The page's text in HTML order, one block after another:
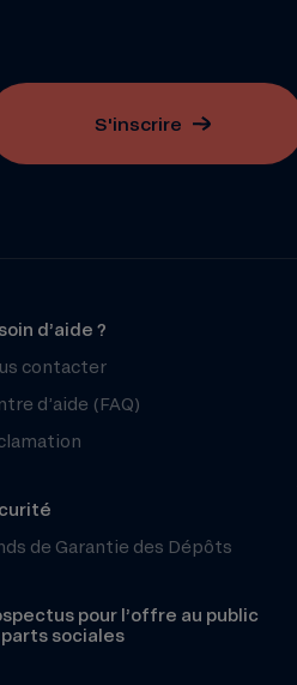
S'inscrire
d’aide ?
contacter
d’aide (FAQ)
de Garantie des Dépôts
pour l’offre au public
sociales